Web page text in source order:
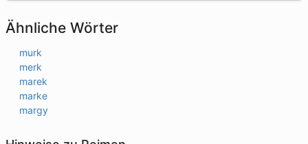
Ähnliche Wörter
murk
merk
marek
marke
margy